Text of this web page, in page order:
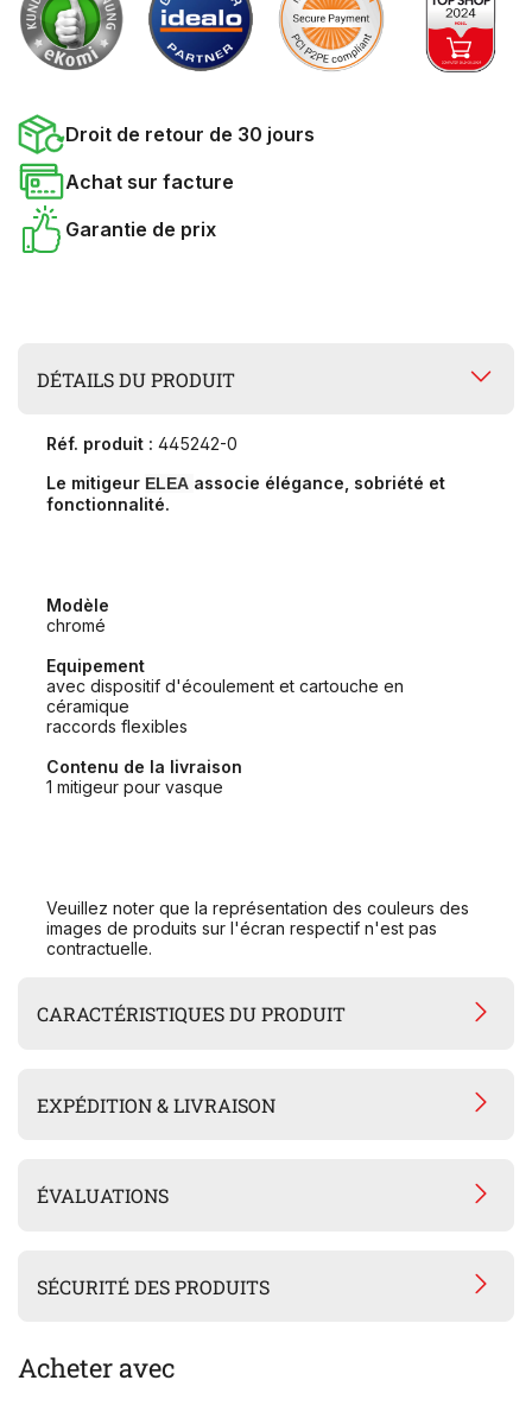
Droit de retour de 30 jours
Achat sur facture
Garantie de prix
DÉTAILS DU PRODUIT
Réf. produit : 445242-0
Le mitigeur ELEA associe élégance, sobriété et
fonctionnalité.
Modèle
chromé
Equipement
avec dispositif d'écoulement et cartouche en
céramique
raccords flexibles
Contenu de la livraison
1 mitigeur pour vasque
Veuillez noter que la représentation des couleurs des
images de produits sur l'écran respectif n'est pas
contractuelle.
CARACTÉRISTIQUES DU PRODUIT
EXPÉDITION & LIVRAISON
ÉVALUATIONS
SÉCURITÉ DES PRODUITS
Acheter avec